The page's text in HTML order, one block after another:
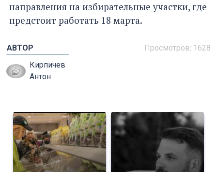
направления на избирательные участки, где
предстоит работать 18 марта.
Просмотров: 1628
АВТОР
Кирпичев
Антон